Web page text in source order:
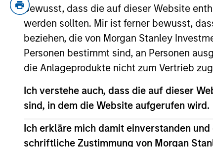
bewusst, dass die auf dieser Website
werden sollten. Mir ist ferner bewusst,
beziehen, die von Morgan Stanley
Personen bestimmt sind, an Personen
die Anlageprodukte nicht zum Vertrieb
Ich verstehe auch, dass die auf dieser
sind, in dem die Website aufgerufen wird.
Ich erkläre mich damit einverstanden
schriftliche Zustimmung von Morgan
closed end funds. In addition, he
Morgan Stanley following its March
United States Navy and Naval
Engineering, with merit, from the
Chartered Market Technician (CMT®)
Team Insights